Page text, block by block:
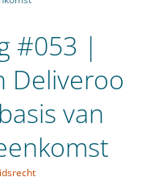
#053 |
Deliveroo
van